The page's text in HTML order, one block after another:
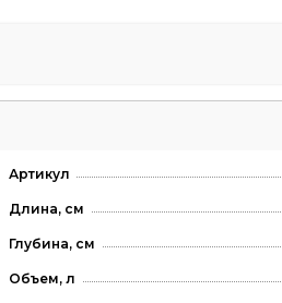
Артикул
Длина, см
Глубина, см
Объем, л